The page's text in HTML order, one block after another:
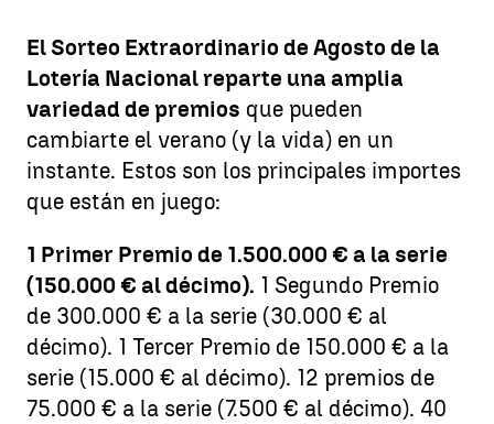
El Sorteo Extraordinario de Agosto de la
Lotería Nacional reparte una amplia
variedad de premios que pueden
cambiarte el verano (y la vida) en un
instante. Estos son los principales importes
que están en juego:
1 Primer Premio de 1.500.000 € a la serie
(150.000 € al décimo). 1 Segundo Premio
de 300.000 € a la serie (30.000 € al
décimo). 1 Tercer Premio de 150.000 € a la
serie (15.000 € al décimo). 12 premios de
75.000 € a la serie (7.500 € al décimo). 40